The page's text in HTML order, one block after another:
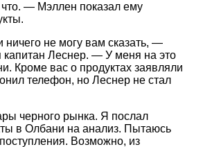
— Мэллен показал ему
ничего не могу вам сказать, —
капитан Леснер. — У меня на это
Кроме вас о продуктах заявляли
телефон, но Леснер не стал
черного рынка. Я послал
в Олбани на анализ. Пытаюсь
Возможно, из